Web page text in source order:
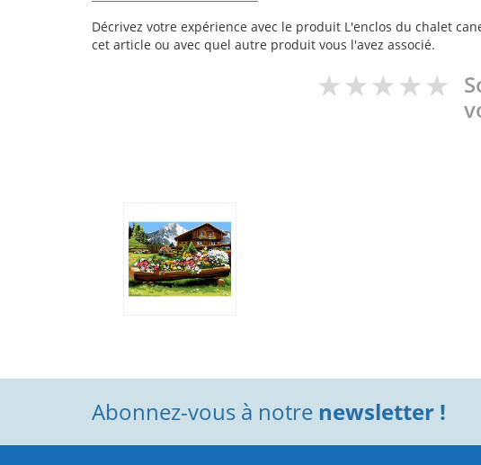
Décrivez votre expérience avec le produit L'enclos du chalet
cet article ou avec quel autre produit vous l'avez associé.
Abonnez-vous à notre newsletter !